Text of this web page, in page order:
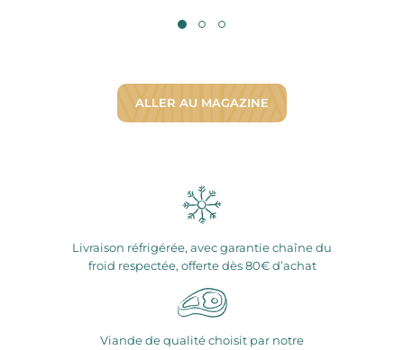
ALLER AU MAGAZINE
Livraison réfrigérée, avec garantie chaîne du
froid respectée, offerte dès 80€ d’achat
Viande de qualité choisit par notre